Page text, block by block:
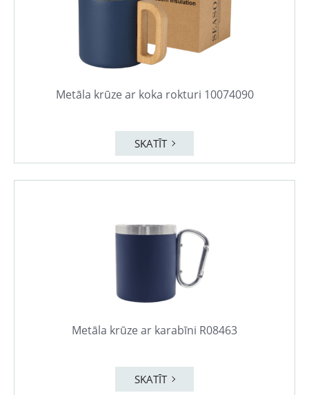
Metāla krūze ar koka rokturi 10074090
SKATĪT
Metāla krūze ar karabīni R08463
SKATĪT